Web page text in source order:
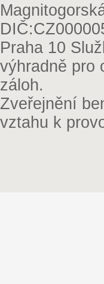
Praha 10
výhradně pro
záloh.
Zveřejnění
vztahu k